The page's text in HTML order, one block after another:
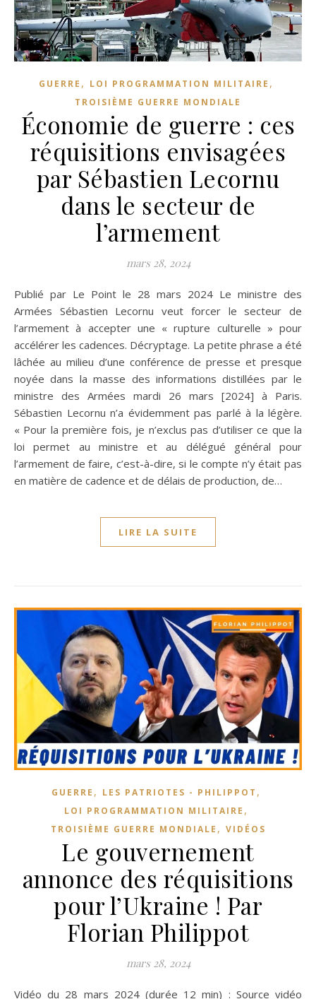
GUERRE , LOI PROGRAMMATION MILITAIRE ,
TROISIÈME GUERRE MONDIALE
Économie de guerre : ces
réquisitions envisagées
par Sébastien Lecornu
dans le secteur de
l’armement
mars 28, 2024
Publié par Le Point le 28 mars 2024 Le ministre des
Armées Sébastien Lecornu veut forcer le secteur de
l’armement à accepter une « rupture culturelle » pour
accélérer les cadences. Décryptage. La petite phrase a été
lâchée au milieu d’une conférence de presse et presque
noyée dans la masse des informations distillées par le
ministre des Armées mardi 26 mars [2024] à Paris.
Sébastien Lecornu n’a évidemment pas parlé à la légère.
« Pour la première fois, je n’exclus pas d’utiliser ce que la
loi permet au ministre et au délégué général pour
l’armement de faire, c’est-à-dire, si le compte n’y était pas
en matière de cadence et de délais de production, de…
LIRE LA SUITE
GUERRE , LES PATRIOTES - PHILIPPOT ,
LOI PROGRAMMATION MILITAIRE ,
TROISIÈME GUERRE MONDIALE , VIDÉOS
Le gouvernement
annonce des réquisitions
pour l’Ukraine ! Par
Florian Philippot
mars 28, 2024
Vidéo du 28 mars 2024 (durée 12 min) : Source vidéo